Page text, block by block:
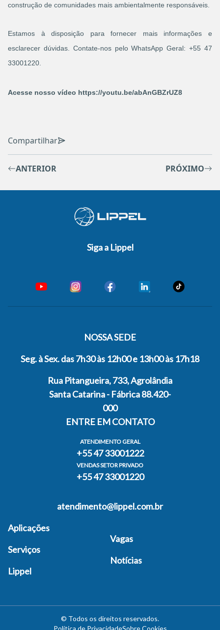
construção de comunidades mais ambientalmente responsáveis.
Estamos à disposição para fornecer mais informações e
esclarecer dúvidas. Contate-nos pelo WhatsApp Geral: +55 47
33001220.
Acesse nosso vídeo https://youtu.be/abAnGBZrUZ8
Compartilhar
ANTERIOR PRÓXIMO
Siga a Lippel
NOSSA SEDE
Seg. à Sex. das 7h30 às 12h00 e 13h00 às 17h18
Rua Pitangueira, 733, Agrolândia
Santa Catarina - Fábrica 88.420-
000
ENTRE EM CONTATO
ATENDIMENTO GERAL
+55 47 33001222
VENDAS SETOR PRIVADO
+55 47 33001220
atendimento@lippel.com.br
Aplicações
Serviços
Lippel
Vagas
Notícias
© Todos os direitos reservados.